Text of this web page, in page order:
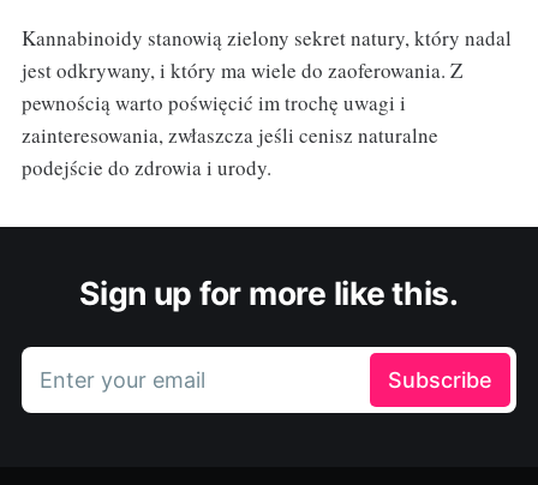
Kannabinoidy stanowią zielony sekret natury, który nadal
jest odkrywany, i który ma wiele do zaoferowania. Z
pewnością warto poświęcić im trochę uwagi i
zainteresowania, zwłaszcza jeśli cenisz naturalne
podejście do zdrowia i urody.
Sign up for more like this.
Enter your email Subscribe